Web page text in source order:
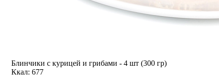
Блинчики с курицей и грибами - 4 шт (300 гр)
Ккал: 677